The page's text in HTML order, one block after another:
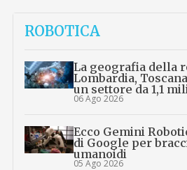
ROBOTICA
La geografia della
Lombardia,
un settore da 1,1
06 Ago 2026
Ecco Gemini
di Google per
umanoidi
05 Ago 2026